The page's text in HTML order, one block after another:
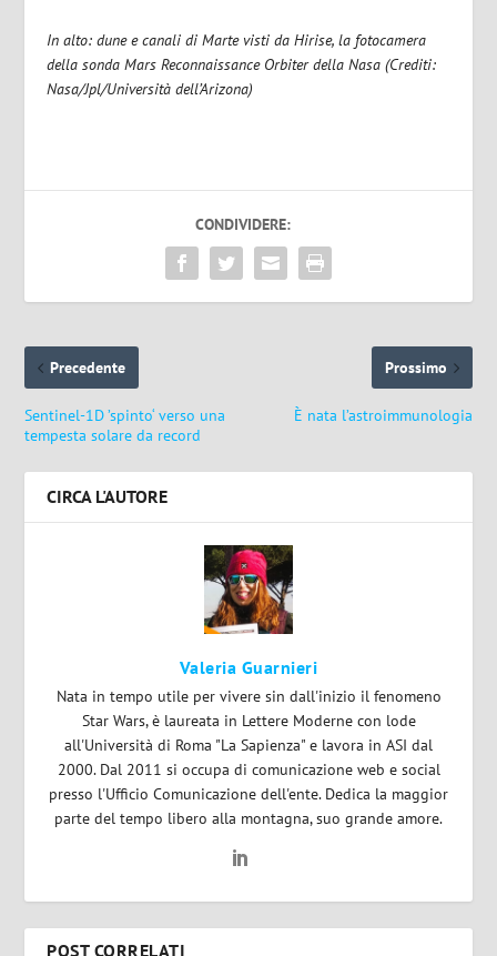
In alto: dune e canali di Marte visti da Hirise, la fotocamera
della sonda Mars Reconnaissance Orbiter della Nasa (Crediti:
Nasa/Jpl/Università dell’Arizona)
CONDIVIDERE:
Precedente
Sentinel-1D ’spinto‘ verso una
tempesta solare da record
Prossimo
È nata l’astroimmunologia
CIRCA L'AUTORE
Valeria Guarnieri
Nata in tempo utile per vivere sin dall'inizio il fenomeno
Star Wars, è laureata in Lettere Moderne con lode
all'Università di Roma "La Sapienza" e lavora in ASI dal
2000. Dal 2011 si occupa di comunicazione web e social
presso l'Ufficio Comunicazione dell'ente. Dedica la maggior
parte del tempo libero alla montagna, suo grande amore.
POST CORRELATI